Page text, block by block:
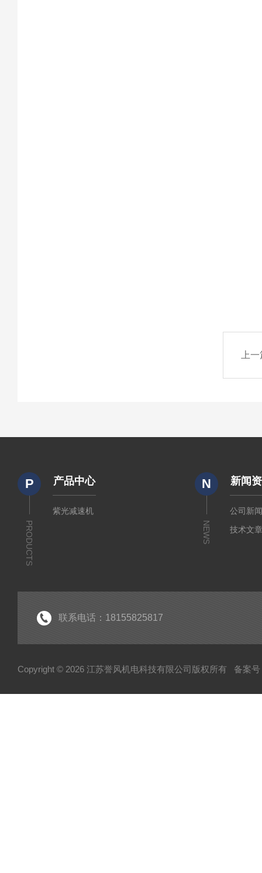
上
P
PRODUCTS
产品中心
紫光减速机
N
NEWS
新闻
公司新
技术文
联系电话：18155825817
Copyright © 2026 江苏誉风机电科技有限公司版权所有 备案号